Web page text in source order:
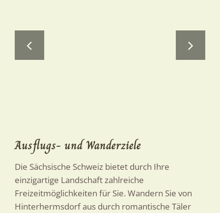
Ausflugs- und Wanderziele
Die Sächsische Schweiz bietet durch Ihre
einzigartige Landschaft zahlreiche
Freizeitmöglichkeiten für Sie. Wandern Sie von
Hinterhermsdorf aus durch romantische Täler